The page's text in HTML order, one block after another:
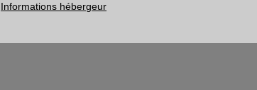
Informations hébergeur